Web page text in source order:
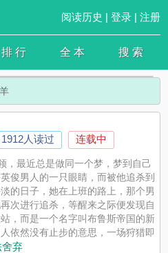
阅读历史 | 登录| 注册
排 行 全 本 搜 索
1912人读过 连载中
，最近总是做同一个梦，梦到自己
俊男人的一只眼睛，而被他追杀到
的日子，她在上班的路上，那个男
次进行追杀，等醒来之际便发现自
，而是一个名字叫布鲁斯帝国的新
依然没有止步的意思，一场狩猎即
杀？
弃